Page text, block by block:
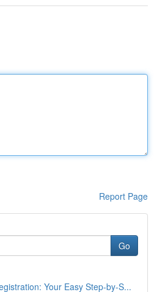
Report Page
Go
Your Easy Step-by-S...